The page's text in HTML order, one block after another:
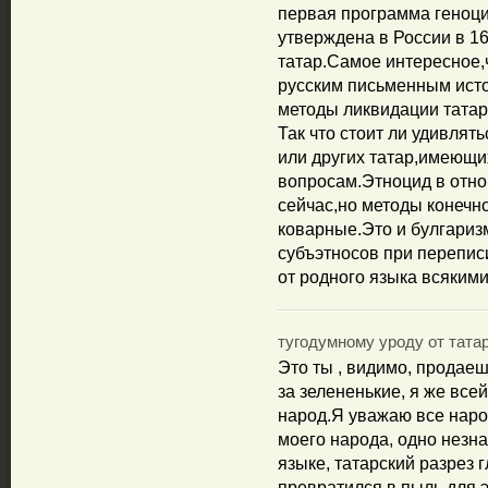
первая программа
утверждена в России в
татар.Самое
русским письменным
методы ликвидации
Так что стоит ли
или других
вопросам.Этноцид в
сейчас,но методы
коварные.Это и
субъэтносов при
от родного языка
тугодумному уроду от
Это ты , видимо,
за зелененькие, я же
народ.Я уважаю все
моего народа, одно
языке, татарский разрез